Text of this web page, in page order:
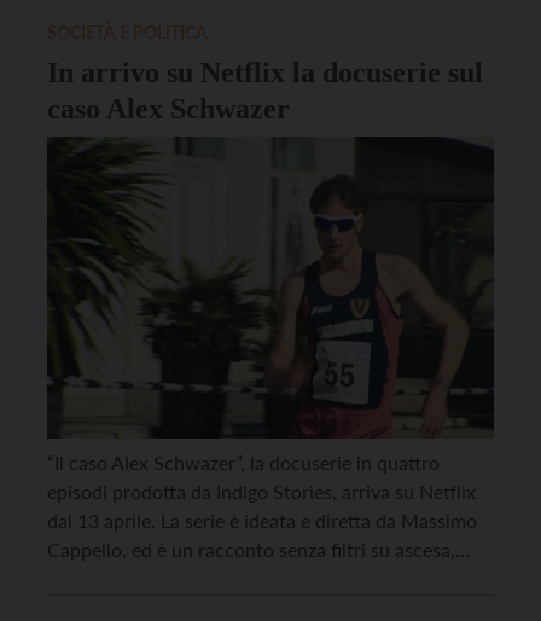
In arrivo su Netflix la docuserie sul
caso Alex Schwazer
“Il caso Alex Schwazer”, la docuserie in quattro
episodi prodotta da Indigo Stories, arriva su Netflix
dal 13 aprile. La serie è ideata e diretta da Massimo
Cappello, ed è un racconto senza filtri su ascesa,